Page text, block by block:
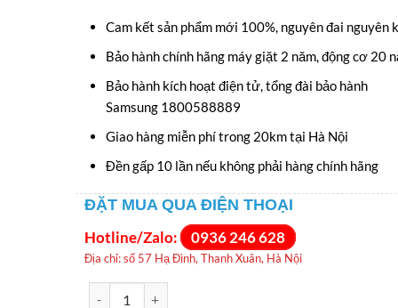
Cam kết sản phẩm mới 100%, nguyên đai nguyên
Bảo hành chính hãng máy giặt 2 năm, động cơ 20
Bảo hành kích hoạt điện tử, tổng đài bảo hành
Samsung 1800588889
Giao hàng miễn phí trong 20km tại Hà Nội
Đền gấp 10 lần nếu không phải hàng chính hãng
ĐẶT MUA QUA ĐIỆN THOẠI
Hotline/Zalo: 0936 246 628
Địa chỉ: số 57 Hạ Đình, Thanh Xuân, Hà Nội